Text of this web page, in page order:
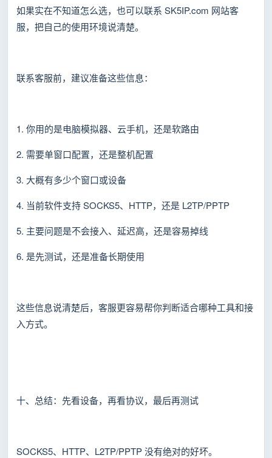
如果实在不知道怎么选，也可以联系 SK5IP.com 网站客
服，把自己的使用环境说清楚。
联系客服前，建议准备这些信息：
1. 你用的是电脑模拟器、云手机，还是软路由
2. 需要单窗口配置，还是整机配置
3. 大概有多少个窗口或设备
4. 当前软件支持 SOCKS5、HTTP，还是 L2TP/PPTP
5. 主要问题是不会接入、延迟高，还是容易掉线
6. 是先测试，还是准备长期使用
这些信息说清楚后，客服更容易帮你判断适合哪种工具和接
入方式。
十、总结：先看设备，再看协议，最后再测试
SOCKS5、HTTP、L2TP/PPTP 没有绝对的好坏。